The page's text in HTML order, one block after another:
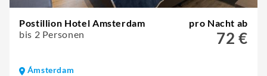
Postillion Hotel Amsterdam
bis 2 Personen
pro Nacht ab
72 €
Ámsterdam